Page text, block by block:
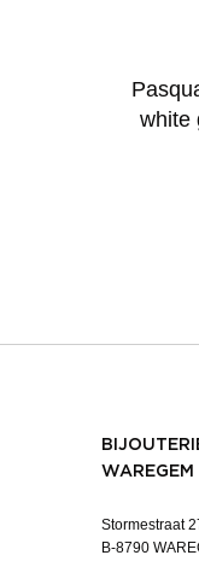
white
WAREGEM
Stormestraat
B-8790